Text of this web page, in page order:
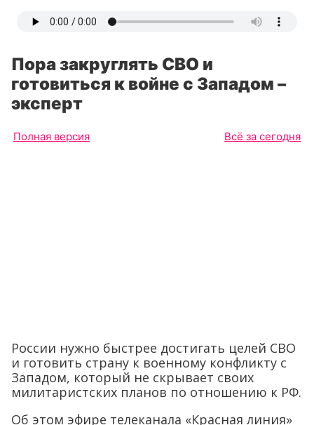
Пора закруглять СВО и
готовиться к войне с Западом –
эксперт
Полная версия Всё за сегодня
России нужно быстрее достигать целей СВО
и готовить страну к военному конфликту с
Западом, который не скрывает своих
милитаристских планов по отношению к РФ.
Об этом эфире телеканала «Красная линия»